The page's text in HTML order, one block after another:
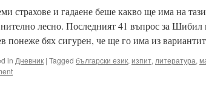
страхове и гадаене беше какво ще има на
лесно. Последният 41 въпрос за Шибил
понеже бях сигурен, че ще го има из
in Дневник | Tagged български език, изпит, литература,